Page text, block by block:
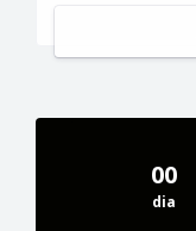
00
dia